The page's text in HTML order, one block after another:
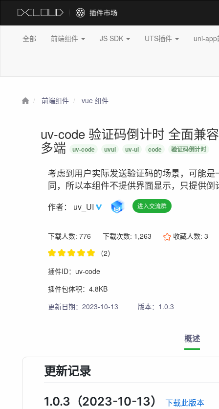
全部 前端组件 JS SDK UTS插件 uni-
前端组件 vue 组件
uv-code 验证码倒计时 全面兼
多端 uv-code uvui uv-ui code 验证码倒计时
考虑到用户实际发送验证码的场景，可能
同，所以本组件不提供界面显示，只提供
作者： uv_UI 进入交流群
下载人数: 776 下载次数: 1,263 收藏人数:3
（2）
插件ID：uv-code
插件包体积：4.8KB
更新日期：2023-10-13
版本：1.0.3
概述
更新记录
1.0.3（2023-10-13） 下载此版本